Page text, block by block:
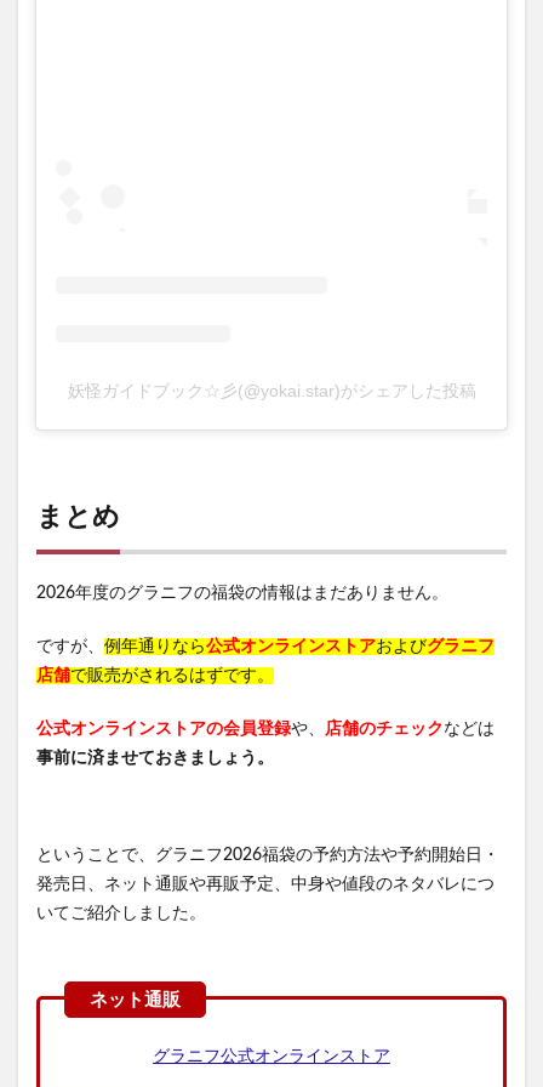
妖怪ガイドブック☆彡(@yokai.star)がシェアした投稿
まとめ
2026年度のグラニフの福袋の情報はまだありません。
ですが、 例年通りなら公式オンラインストアおよびグラニフ
店舗で販売がされるはずです。
公式オンラインストアの会員登録や、 店舗のチェック などは
事前に済ませておきましょう。
ということで、グラニフ2026福袋の予約方法や予約開始日・
発売日、ネット通販や再販予定、中身や値段のネタバレにつ
いてご紹介しました。
グラニフ公式オンラインストア